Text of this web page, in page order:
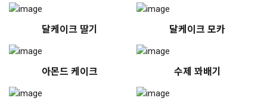
달케이크 딸기 달케이크 모카
아몬드 케이크 수제 꽈배기